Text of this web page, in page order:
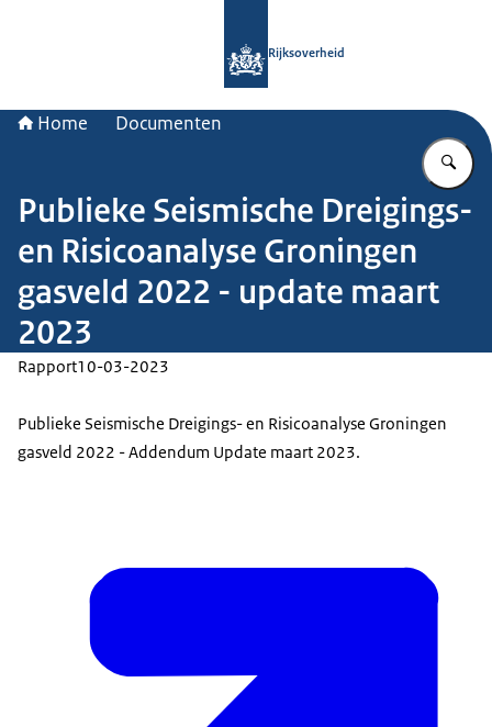
Rijksoverheid
Home Documenten
Publieke Seismische Dreigings-
en Risicoanalyse Groningen
gasveld 2022 - update maart
2023
Rapport10-03-2023
Publieke Seismische Dreigings- en Risicoanalyse Groningen
gasveld 2022 - Addendum Update maart 2023.